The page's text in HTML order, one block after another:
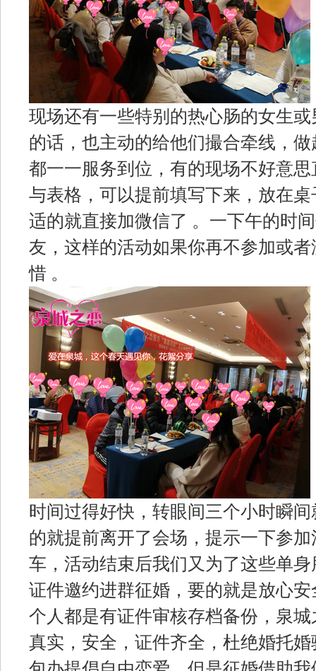
现场还有一些特别的热心肠的女生
的话，也主动的给他们撮合牵线，
都一一服务到位，有的现场不好意
与表格，可以提前填写下来，放在
适的就直接加微信了 。一下午的时
友，这样的活动如果你再不参加或
惜 。
时间过得好快，转眼间三个小时瞬
的就提前离开了会场，提示一下参
车，活动结束后我们又为了这些单
证件邀约进群征婚，要的就是放心
个人都是有证件审核存档备份，泉
真实，安全，证件齐全，杜绝婚托